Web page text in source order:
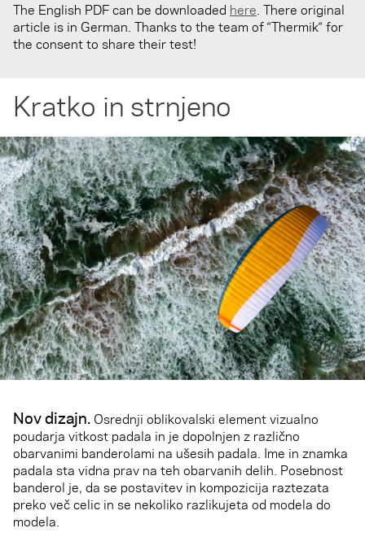
The English PDF can be downloaded here. There original
article is in German. Thanks to the team of “Thermik“ for
the consent to share their test!
Kratko in strnjeno
Nov dizajn. Osrednji oblikovalski element vizualno
poudarja vitkost padala in je dopolnjen z različno
obarvanimi banderolami na ušesih padala. Ime in znamka
padala sta vidna prav na teh obarvanih delih. Posebnost
banderol je, da se postavitev in kompozicija raztezata
preko več celic in se nekoliko razlikujeta od modela do
modela.